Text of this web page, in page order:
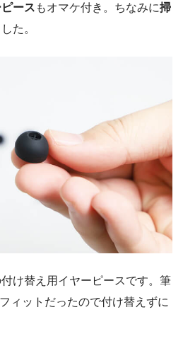
ース もオマケ付き。ちなみに掃
た。
け替え用イヤーピースです。筆
ィットだったので付け替えずに